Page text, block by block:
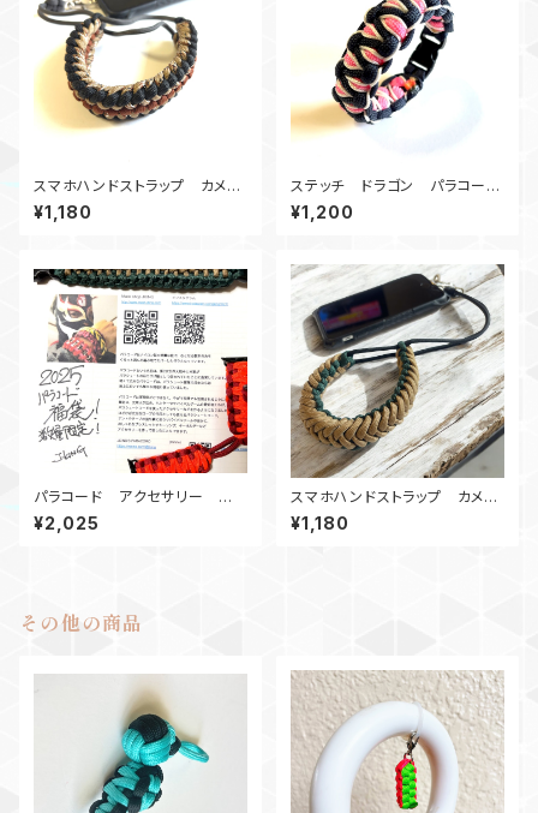
スマホハンドストラップ カメラ
ストラップ_SanctifiedCoven
ant_BDcB
¥1,180
ステッチ ドラゴン パラコード
ブレスレット_BP
¥1,200
パラコード アクセサリー 福
袋2025 J-KING
¥2,025
スマホハンドストラップ カメラ
ストラップ_PluckyFalls_GKB
¥1,180
その他の商品